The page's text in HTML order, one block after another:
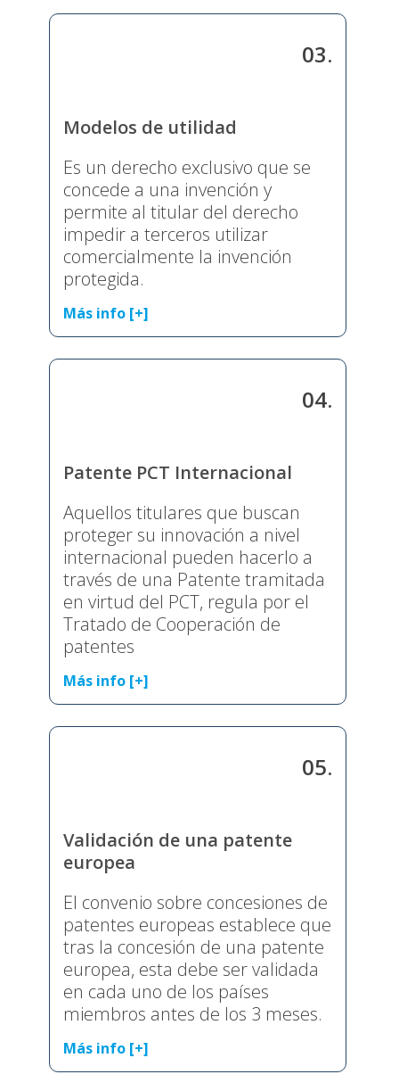
03.
Modelos de utilidad
Es un derecho exclusivo que se
concede a una invención y
permite al titular del derecho
impedir a terceros utilizar
comercialmente la invención
protegida.
Más info [+]
04.
Patente PCT Internacional
Aquellos titulares que buscan
proteger su innovación a nivel
internacional pueden hacerlo a
través de una Patente tramitada
en virtud del PCT, regula por el
Tratado de Cooperación de
patentes
Más info [+]
05.
Validación de una patente
europea
El convenio sobre concesiones de
patentes europeas establece que
tras la concesión de una patente
europea, esta debe ser validada
en cada uno de los países
miembros antes de los 3 meses.
Más info [+]